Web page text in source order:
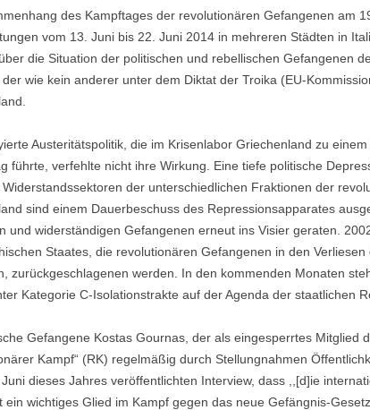
des Kampftages der revolutionären Gefangenen am
vom 13. Juni bis 22. Juni 2014 in mehreren Städten in
die Situation der politischen und rebellischen Gefangenen
wie kein anderer unter dem Diktat der Troika (EU-
Austeritätspolitik, die im Krisenlabor Griechenland zu
führte, verfehlte nicht ihre Wirkung. Eine tiefe politische
der unterschiedlichen Fraktionen der
sind einem Dauerbeschuss des Repressionsapparates
und widerständigen Gefangenen erneut ins Visier geraten.
Staates, die revolutionären Gefangenen in den
zurückgeschlagenen werden. In den kommenden Monaten
Kategorie C-Isolationstrakte auf der Agenda der staatlichen
Gefangene Kostas Gournas, der als eingesperrtes Mitglied
Kampf“ (RK) regelmäßig durch Stellungnahmen
dieses Jahres veröffentlichten Interview, dass ,,[d]ie
ein wichtiges Glied im Kampf gegen das neue Gefängnis-